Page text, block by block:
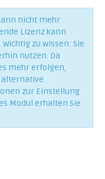
nicht mehr
Lizenz kann
zu wissen: Sie
nutzen. Da
mehr erfolgen,
zur Einstellung
Modul erhalten Sie